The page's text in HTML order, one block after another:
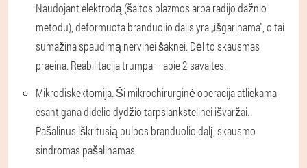
Naudojant elektrodą (šaltos plazmos arba radijo dažnio
metodu), deformuota branduolio dalis yra „išgarinama", o tai
sumažina spaudimą nervinei šaknei. Dėl to skausmas
praeina. Reabilitacija trumpa – apie 2 savaites.
Mikrodiskektomija. Ši mikrochirurginė operacija atliekama
esant gana didelio dydžio tarpslankstelinei išvaržai.
Pašalinus iškritusią pulpos branduolio dalį, skausmo
sindromas pašalinamas.